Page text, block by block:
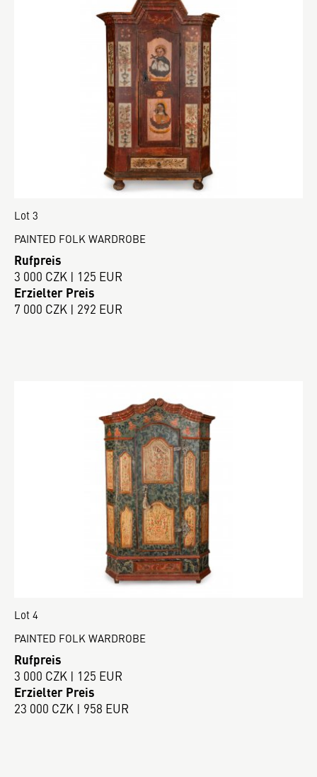
Lot 3
PAINTED FOLK WARDROBE
Rufpreis
3 000 CZK | 125 EUR
Erzielter Preis
7 000 CZK | 292 EUR
Lot 4
PAINTED FOLK WARDROBE
Rufpreis
3 000 CZK | 125 EUR
Erzielter Preis
23 000 CZK | 958 EUR